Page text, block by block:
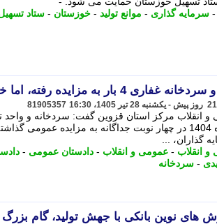
- سرمایه گذاری - موانع تولید - خوزستان - ستاد
4 بار به مزایده رفته، اما خریدار نداشته است
21 روز پیش - یکشنبه 28 تیر 1405، 16:30 81905357
و انقلاب مرکز استان قزوین گفت: سردخانه و
خودرو از آذرماه 1404 در چهار نوبت جداگانه به مزایده
گذاران، ...
و انقلاب - عمومی و انقلاب - دادستان عمومی -
- سردخانه
های نوین بانکی با جهش تولید، گام